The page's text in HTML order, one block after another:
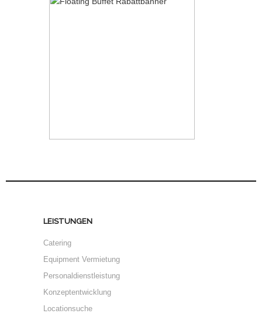
LEISTUNGEN
Catering
Equipment Vermietung
Personaldienstleistung
Konzeptentwicklung
Locationsuche